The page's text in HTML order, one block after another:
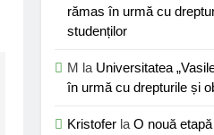
rămas în urmă cu
studenților
M la Universitatea
în urmă cu drepturile și
Kristofer laO nouă